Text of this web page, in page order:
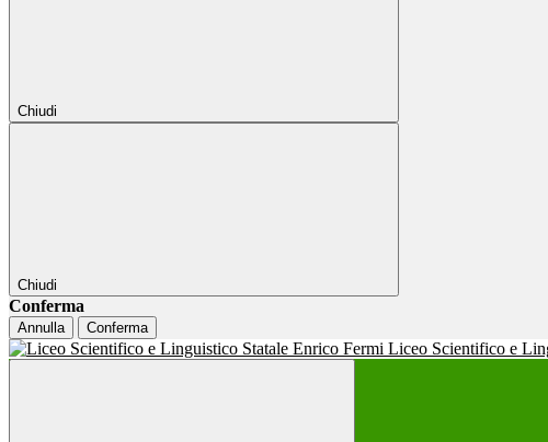
Chiudi
Chiudi
Conferma
Annulla Conferma
Liceo Scientifico e